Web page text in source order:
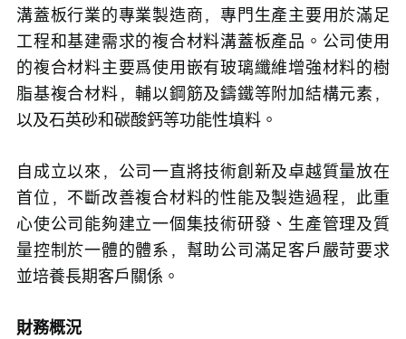
溝蓋板行業的專業製造商，專門生產主要用於滿足
工程和基建需求的複合材料溝蓋板產品。公司使用
的複合材料主要爲使用嵌有玻璃纖維增強材料的樹
脂基複合材料，輔以鋼筋及鑄鐵等附加結構元素，
以及石英砂和碳酸鈣等功能性填料。
自成立以來，公司一直將技術創新及卓越質量放在
首位，不斷改善複合材料的性能及製造過程，此重
心使公司能夠建立一個集技術研發、生產管理及質
量控制於一體的體系，幫助公司滿足客戶嚴苛要求
並培養長期客戶關係。
財務概況